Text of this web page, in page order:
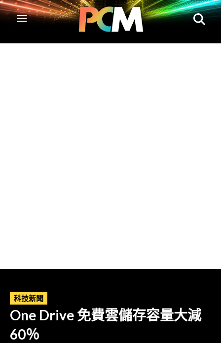
科技新聞
One Drive 免費雲儲存容量大減
60％